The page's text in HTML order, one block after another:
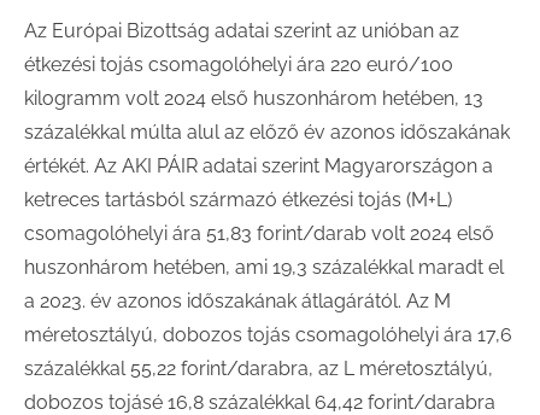
Az Európai Bizottság adatai szerint az unióban az
étkezési tojás csomagolóhelyi ára 220 euró/100
kilogramm volt 2024 első huszonhárom hetében, 13
százalékkal múlta alul az előző év azonos időszakának
értékét. Az AKI PÁIR adatai szerint Magyarországon a
ketreces tartásból származó étkezési tojás (M+L)
csomagolóhelyi ára 51,83 forint/darab volt 2024 első
huszonhárom hetében, ami 19,3 százalékkal maradt el
a 2023. év azonos időszakának átlagárától. Az M
méretosztályú, dobozos tojás csomagolóhelyi ára 17,6
százalékkal 55,22 forint/darabra, az L méretosztályú,
dobozos tojásé 16,8 százalékkal 64,42 forint/darabra